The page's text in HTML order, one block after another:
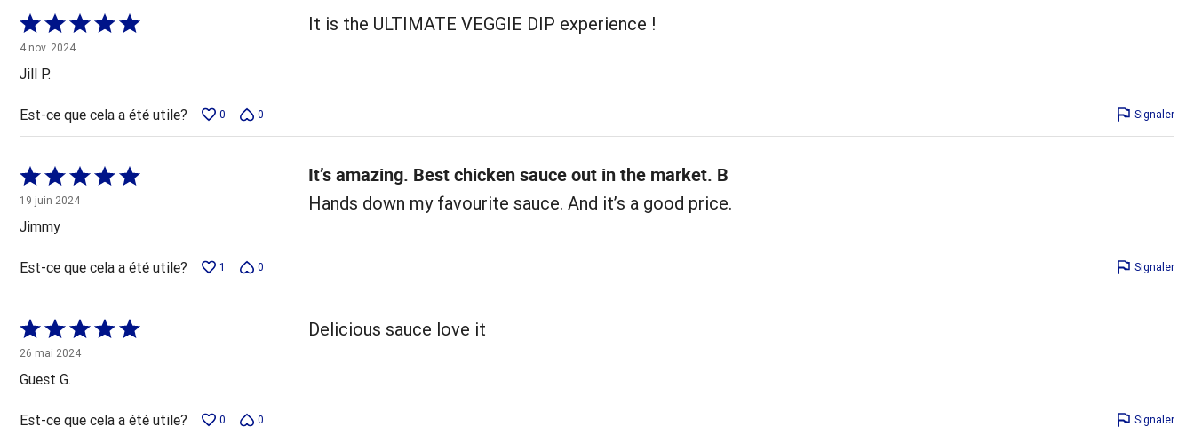
Coté
5 sur
5
4 nov. 2024
Jill P.
It is the ULTIMATE VEGGIE DIP experience !
Est-ce que cela a été utile? 0 0 Signaler
Coté
5 sur
5
19 juin 2024
Jimmy
It’s amazing. Best chicken sauce out in the market. B
Hands down my favourite sauce. And it’s a good price.
Est-ce que cela a été utile? 1 0 Signaler
Coté
5 sur
5
26 mai 2024
Guest G.
Delicious sauce love it
Est-ce que cela a été utile? 0 0 Signaler